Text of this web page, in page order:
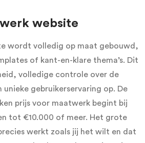
website
wordt volledig op maat gebouwd,
of kant-en-klare thema’s. Dit
volledige controle over de
gebruikerservaring op. De
prijs voor maatwerk begint bij
tot €10.000 of meer. Het grote
werkt zoals jij het wilt en dat